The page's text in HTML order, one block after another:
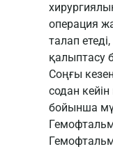
операция
талап
қалыптасу
Соңғы
содан
бойынша
Гемофтальм